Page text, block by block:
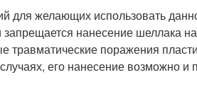
для желающих использовать
запрещается нанесение шеллака
поражения
его нанесение возможно и